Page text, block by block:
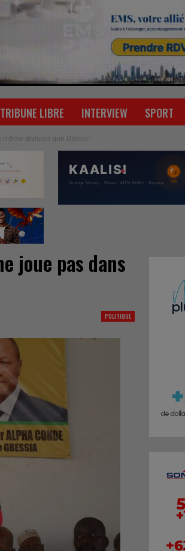
TRIBUNE LIBRE INTERVIEW SPORT
division que Dalein’’
joue pas dans
POLITIQUE